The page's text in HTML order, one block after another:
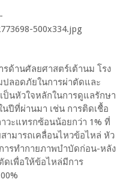
ด้านศัลยศาสตร์เต้านม โรง
ปลอดภัยในการผ่าตัดและ
นหัวใจหลักในการดูแลรักษา
นปีที่ผ่านมา เช่น การติดเชื้อ
วะแทรกซ้อนน้อยกว่า 1% ที่
ามารถเคลื่อนไหวข้อไหล่ หัว
รทำกายภาพบำบัดก่อน-หลัง
ดเพื่อให้ข้อไหล่มีการ